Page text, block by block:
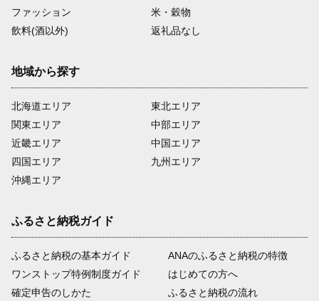
ファッション
米・穀物
飲料(酒以外)
返礼品なし
地域から探す
北海道エリア
関東エリア
近畿エリア
四国エリア
沖縄エリア
東北エリア
中部エリア
中国エリア
九州エリア
ふるさと納税ガイド
ふるさと納税の基本ガイド
ワンストップ特例制度ガイド
確定申告のしかた
ANAのふるさと納税の特徴
はじめての方へ
ふるさと納税の流れ